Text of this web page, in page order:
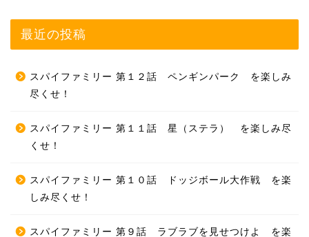
最近の投稿
スパイファミリー 第１２話 ペンギンパーク を楽しみ
尽くせ！
スパイファミリー 第１１話 星（ステラ） を楽しみ尽
くせ！
スパイファミリー 第１０話 ドッジボール大作戦 を楽
しみ尽くせ！
スパイファミリー 第９話 ラブラブを見せつけよ を楽